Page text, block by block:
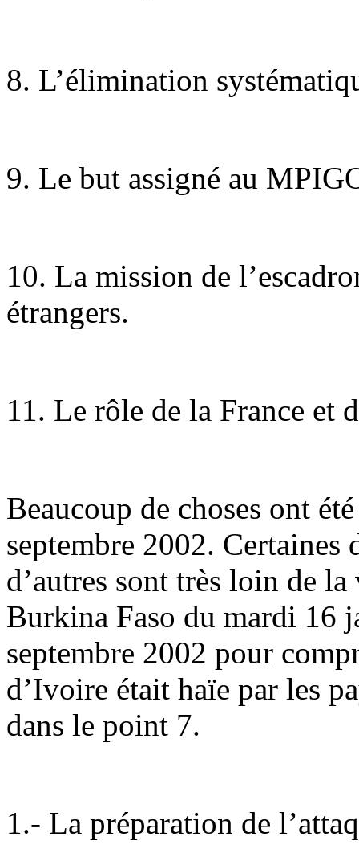
8. L’élimination
9. Le but assigné au
10. La mission de
étrangers.
11. Le rôle de la France et
Beaucoup de choses ont
septembre 2002. Certaines
d’autres sont très loin de
Burkina Faso du mardi 16
septembre 2002 pour
d’Ivoire était haïe par les
dans le point 7.
1.- La préparation de